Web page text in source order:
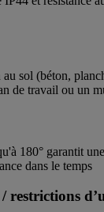
sol (béton,
de travail ou un
180° garantit
dans le temps
restrictions